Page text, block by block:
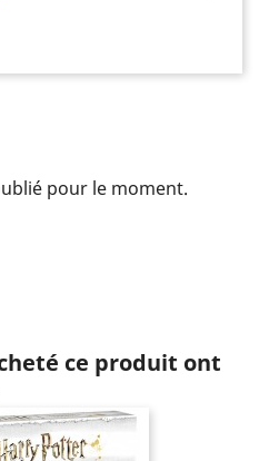
pour le moment.
ce produit ont